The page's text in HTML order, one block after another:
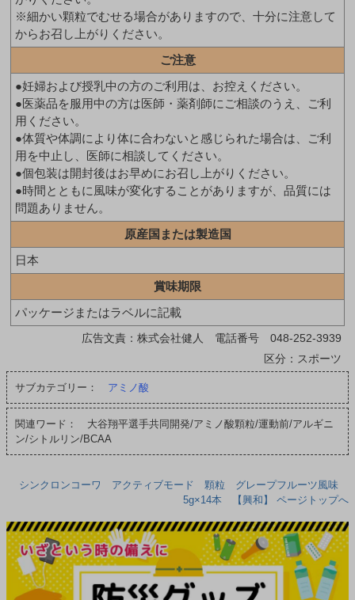
※細かい顆粒でむせる場合がありますので、十分に注意して
からお召し上がりください。
ご注意
●妊婦および授乳中の方のご利用は、お控えください。
●医薬品を服用中の方は医師・薬剤師にご相談のうえ、ご利
用ください。
●体質や体調により体に合わないと感じられた場合は、ご利
用を中止し、医師に相談してください。
●個包装は開封後はお早めにお召し上がりください。
●時間とともに風味が変化することがありますが、品質には
問題ありません。
原産国または製造国
日本
賞味期限
パッケージまたはラベルに記載
広告文責：株式会社健人 電話番号 048-252-3939
区分：スポーツ
サブカテゴリー： アミノ酸
関連ワード： 大谷翔平選手共同開発/アミノ酸顆粒/運動前/アルギニ
ン/シトルリン/BCAA
シンクロンコーワ アクティブモード 顆粒 グレープフルーツ風味
5g×14本 【興和】 ページトップへ